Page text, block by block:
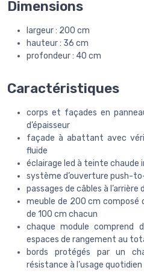
Dimensions
largeur : 200 cm
hauteur : 36 cm
profondeur : 40 cm
Caractéristiques
corps et façades en
d’épaisseur
façade à abattant avec
fluide
éclairage led à teinte chaude
système d’ouverture push-
passages de câbles à l’arrière
meuble de 200 cm composé
de 100 cm chacun
chaque module comprend
espaces de rangement au
bords protégés par un
résistance à l’usage quotidien